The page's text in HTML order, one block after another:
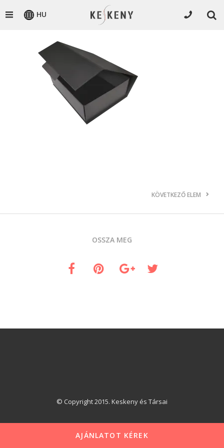
HU
KÖVETKEZŐ ELEM
OSSZA MEG
© Copyright 2015. Keskeny és Társai
AJÁNLATOT KÉREK